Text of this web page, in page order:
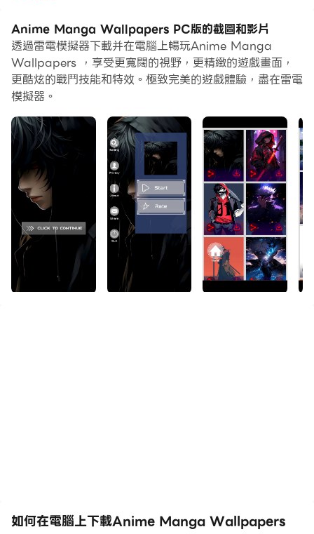
Anime Manga Wallpapers PC版的截圖和影片
透過雷電模擬器下載并在電腦上暢玩Anime Manga
Wallpapers ，享受更寬闊的視野，更精緻的遊戲畫面，
更酷炫的戰鬥技能和特效。極致完美的遊戲體驗，盡在雷電
模擬器。
如何在電腦上下載Anime Manga Wallpapers